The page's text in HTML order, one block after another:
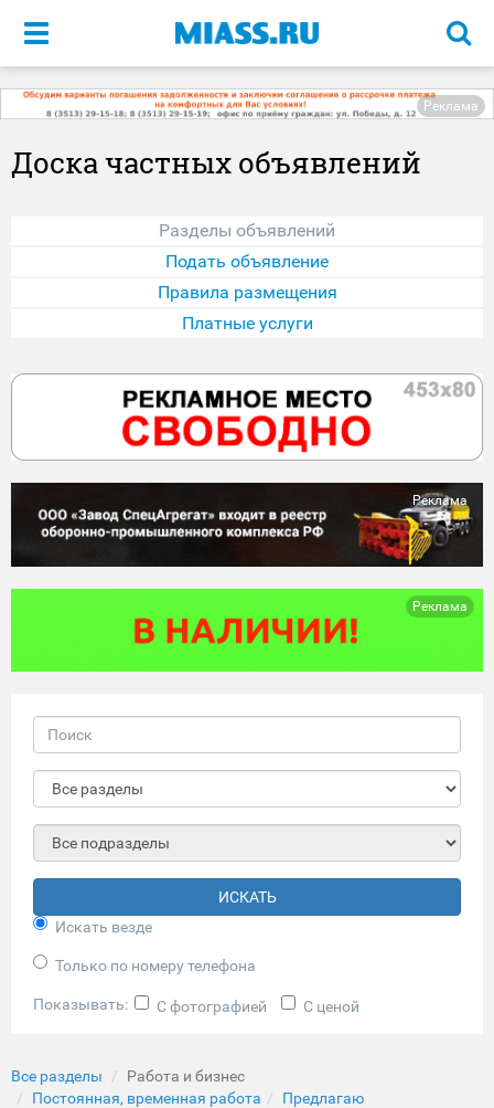
Меню
Реклама
Доска частных объявлений
Разделы объявлений
Подать объявление
Правила размещения
Платные услуги
Реклама
Реклама
ИСКАТЬ
Искать везде
Только по номеру телефона
Показывать: С фотографией С ценой
Все разделы
Работа и бизнес
Постоянная, временная работа
Предлагаю